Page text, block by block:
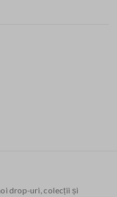
drop-uri, colecții și